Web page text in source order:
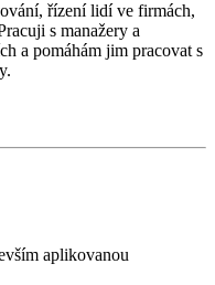
řízení lidí ve firmách,
s manažery a
a pomáhám jim pracovat s
aplikovanou